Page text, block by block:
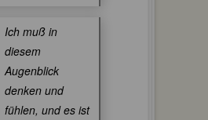
Ich muß in
diesem
Augenblick
denken und
fühlen, und es ist